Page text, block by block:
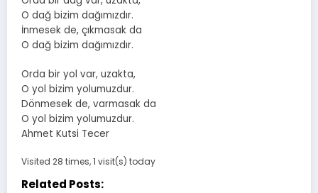
O dağ bizim dağımızdır.
İnmesek de, çıkmasak da
O dağ bizim dağımızdır.
Orda bir yol var, uzakta,
O yol bizim yolumuzdur.
Dönmesek de, varmasak da
O yol bizim yolumuzdur.
Ahmet Kutsi Tecer
Visited 28 times, 1 visit(s) today
Related Posts: